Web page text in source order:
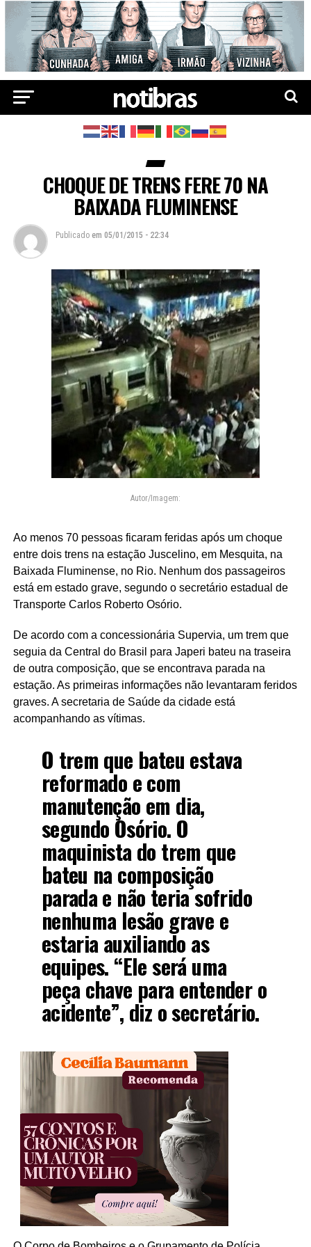
CHOQUE DE TRENS FERE 70 NA
BAIXADA FLUMINENSE
Publicado em 05/01/2015 - 22:34
Autor/Imagem:
Ao menos 70 pessoas ficaram feridas após um choque
entre dois trens na estação Juscelino, em Mesquita, na
Baixada Fluminense, no Rio. Nenhum dos passageiros
está em estado grave, segundo o secretário estadual de
Transporte Carlos Roberto Osório.
De acordo com a concessionária Supervia, um trem que
seguia da Central do Brasil para Japeri bateu na traseira
de outra composição, que se encontrava parada na
estação. As primeiras informações não levantaram feridos
graves. A secretaria de Saúde da cidade está
acompanhando as vítimas.
O trem que bateu estava
reformado e com
manutenção em dia,
segundo Osório. O
maquinista do trem que
bateu na composição
parada e não teria sofrido
nenhuma lesão grave e
estaria auxiliando as
equipes. “Ele será uma
peça chave para entender o
acidente”, diz o secretário.